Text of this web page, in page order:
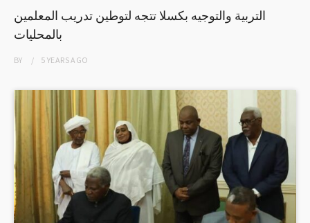
التربية والتوجيه بكسلا تتجه لتوطين تدريب المعلمين
بالمحليات
BY 5 YEARSAGO